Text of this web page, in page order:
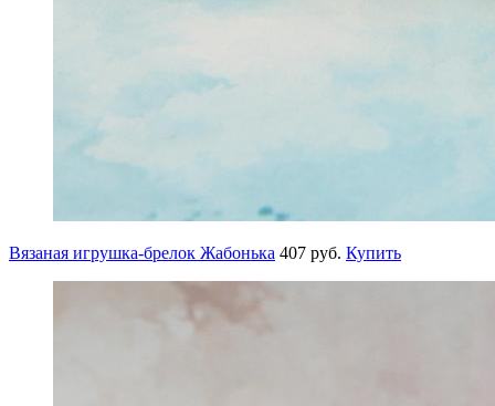
Вязаная игрушка-брелок Жабонька 407 руб. Купить